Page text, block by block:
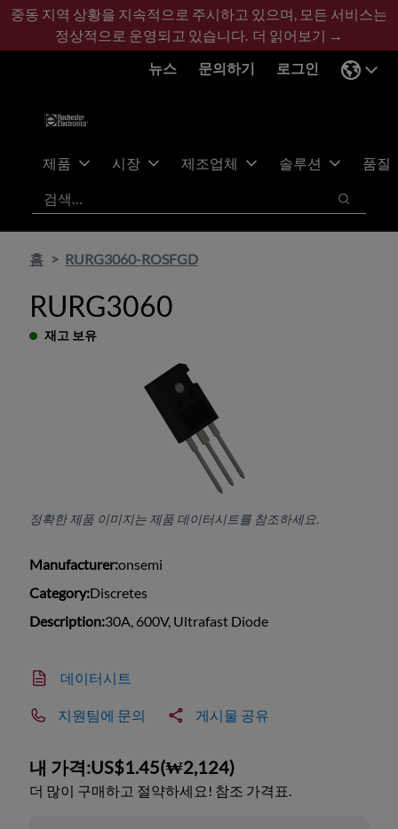
기
콘
바
글
중동 지역 상황을 지속적으로 주시하고 있으며, 모든 서비스는
정상적으로 운영되고 있습니다. 더 읽어보기 →
뉴스
문의하기 로그인
제품 시장 제조업체 솔루션
품질
검색
검색
홈 RURG3060-ROSFGD
RURG3060
재고 보유
정확한 제품 이미지는 제품 데이터시트를 참조하세요.
Manufacturer:onsemi
Category:Discretes
Description:30A, 600V, Ultrafast Diode
데이터시트
지원팀에 문의 게시물 공유
내 가격:US$1.45(₩2,124)
더 많이 구매하고 절약하세요! 참조 가격표.